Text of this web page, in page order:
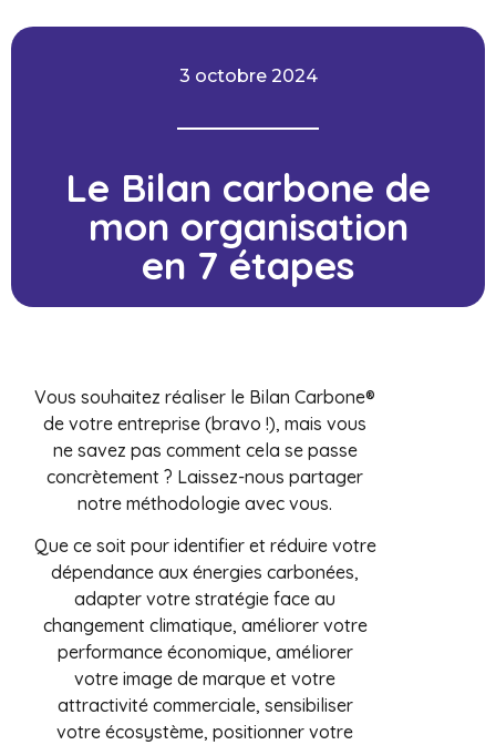
3 octobre 2024
Le Bilan carbone de
mon organisation
en 7 étapes
Vous souhaitez réaliser le Bilan Carbone®
de votre entreprise (bravo !), mais vous
ne savez pas comment cela se passe
concrètement ? Laissez-nous partager
notre méthodologie avec vous.
Que ce soit pour identifier et réduire votre
dépendance aux énergies carbonées,
adapter votre stratégie face au
changement climatique, améliorer votre
performance économique, améliorer
votre image de marque et votre
attractivité commerciale, sensibiliser
votre écosystème, positionner votre